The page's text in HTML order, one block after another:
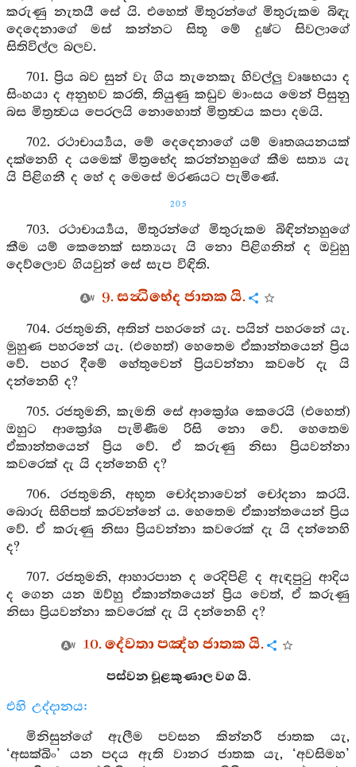
කරුණු නැතයී සේ යි. එහෙත් මිතුරන්ගේ මිතුරුකම බිඳැ
දෙදෙනාගේ මස් කන්නට සිතූ මේ දුෂ්ට සිවලාගේ
සිතිවිල්ල බලව.
701. ප්‍රිය බව සුන් වැ ගිය තැනෙකැ හිවල්ලු වෘෂභයා ද
සිංහයා ද අනුභව කරති, තියුණු කඩුව මාංසය මෙන් පිසුනු
බස මිත්‍රත්‍වය පෙරලයි නොහොත් මිත්‍රත්‍වය කපා දමයි.
702. රථාචාර්‍ය්‍යය, මේ දෙදෙනාගේ යම් මෘතශයනයක්
දක්නෙහි ද යමෙක් මිත්‍රභේද කරන්නහුගේ කීම සත්‍ය යැ
යි පිළිගනී ද හේ ද මෙසේ මරණයට පැමිණේ.
205
703. රථාචාර්‍ය්‍යය, මිතුරන්ගේ මිතුරුකම බිඳින්නහුගේ
කීම යම් කෙනෙක් සත්‍යයැ යි නො පිළිගනිත් ද ඔවුහු
දෙව්ලොව ගියවුන් සේ සැප විඳිති.
9. සන්‍ධිභේද ජාතක යි.
704. රජතුමනි, අතින් පහරනේ යැ. පයින් පහරනේ යැ.
මුහුණ පහරනේ යැ. (එහෙත්) හෙතෙම ඒකාන්තයෙන් ප්‍රිය
වේ. පහර දීමේ හේතුවෙන් ප්‍රියවන්නා කවරේ දැ යි
දන්නෙහි ද?
705. රජතුමනි, කැමති සේ ආක්‍රෝශ කෙරෙයි (එහෙත්)
ඔහුට ආක්‍රෝශ පැමිණීම රිසි නො වේ. හෙතෙම
ඒකාන්තයෙන් ප්‍රිය වේ. ඒ කරුණු නිසා ප්‍රියවන්නා
කවරෙක් දැ යි දන්නෙහි ද?
706. රජතුමනි, අභූත චෝදනාවෙන් චෝදනා කරයි.
බොරු සිහිපත් කරවන්නේ ය. හෙතෙම ඒකාන්තයෙන් ප්‍රිය
වේ. ඒ කරුණු නිසා ප්‍රියවන්නා කවරෙක් දැ යි දන්නෙහි
ද?
707. රජතුමනි, ආහාරපාන ද රෙදිපිළි ද ඇඳපුටු ආදිය
ද ගෙන යන ඔව්හු ඒකාන්තයෙන් ප්‍රිය වෙත්, ඒ කරුණු
නිසා ප්‍රියවන්නා කවරෙක් දැ යි දන්නෙහි ද?
10. දේවතා පඤ්හ ජාතක යි.
පස්වන චූළකුණාල වග යි.
එහි උද්දානය:
මිනිසුන්ගේ ඇලීම පවසන කින්නරී ජාතක යැ,
‘අසක්ඛිං’ යන පදය ඇති වානර ජාතක යැ, ‘අවසිමහ’